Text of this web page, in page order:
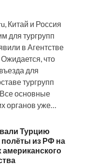
Китай и Россия
для тургрупп
в Агентстве
что
для
тургрупп
основные
органов уже…
Турцию
полёты из РФ на
американского